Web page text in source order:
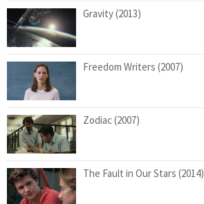
Gravity (2013)
Freedom Writers (2007)
Zodiac (2007)
The Fault in Our Stars (2014)